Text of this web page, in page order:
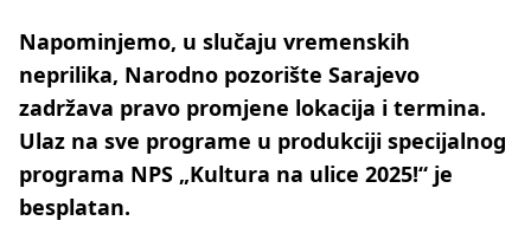
Napominjemo, u slučaju vremenskih
neprilika, Narodno pozorište Sarajevo
zadržava pravo promjene lokacija i termina.
Ulaz na sve programe u produkciji specijalnog
programa NPS „Kultura na ulice 2025!“ je
besplatan.